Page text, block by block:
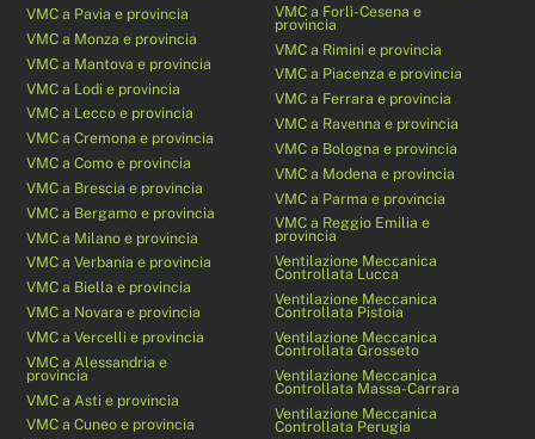
VMC a Pavia e provincia
VMC a Monza e provincia
VMC a Mantova e provincia
VMC a Lodi e provincia
VMC a Lecco e provincia
VMC a Cremona e provincia
VMC a Como e provincia
VMC a Brescia e provincia
VMC a Bergamo e provincia
VMC a Milano e provincia
VMC a Verbania e provincia
VMC a Biella e provincia
VMC a Novara e provincia
VMC a Vercelli e provincia
VMC a Alessandria e
provincia
VMC a Asti e provincia
VMC a Cuneo e provincia
VMC a Forlì-Cesena e
provincia
VMC a Rimini e provincia
VMC a Piacenza e provincia
VMC a Ferrara e provincia
VMC a Ravenna e provincia
VMC a Bologna e provincia
VMC a Modena e provincia
VMC a Parma e provincia
VMC a Reggio Emilia e
provincia
Ventilazione Meccanica
Controllata Lucca
Ventilazione Meccanica
Controllata Pistoia
Ventilazione Meccanica
Controllata Grosseto
Ventilazione Meccanica
Controllata Massa-Carrara
Ventilazione Meccanica
Controllata Perugia